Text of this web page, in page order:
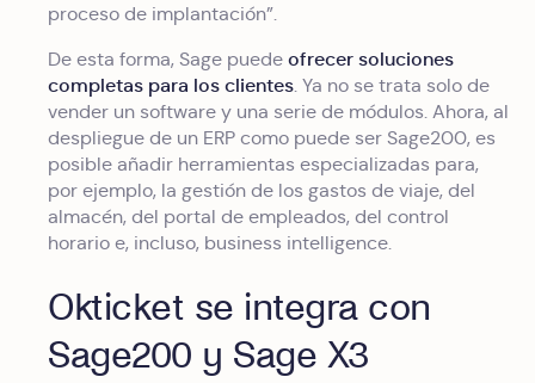
proceso de implantación”.
De esta forma, Sage puede ofrecer soluciones
completas para los clientes. Ya no se trata solo de
vender un software y una serie de módulos. Ahora, al
despliegue de un ERP como puede ser Sage200, es
posible añadir herramientas especializadas para,
por ejemplo, la gestión de los gastos de viaje, del
almacén, del portal de empleados, del control
horario e, incluso, business intelligence.
Okticket se integra con
Sage200 y Sage X3